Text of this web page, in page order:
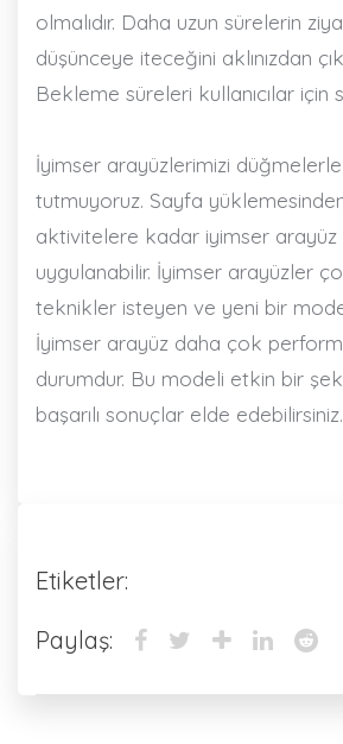
olmalıdır. Daha uzun sürelerin
düşünceye iteceğini aklınızdan
Bekleme süreleri kullanıcılar için
İyimser arayüzlerimizi düğmelerle
tutmuyoruz. Sayfa
aktivitelere kadar iyimser
uygulanabilir. İyimser arayüzler
teknikler isteyen ve yeni bir
İyimser arayüz daha çok
durumdur. Bu modeli etkin bir
başarılı sonuçlar elde edebilirsiniz.
Etiketler:
Paylaş: